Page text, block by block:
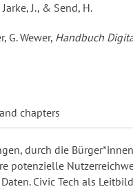
J., & Send, H.
G. Wewer, Handbuch
chapters
durch die
potenzielle
Civic Tech als